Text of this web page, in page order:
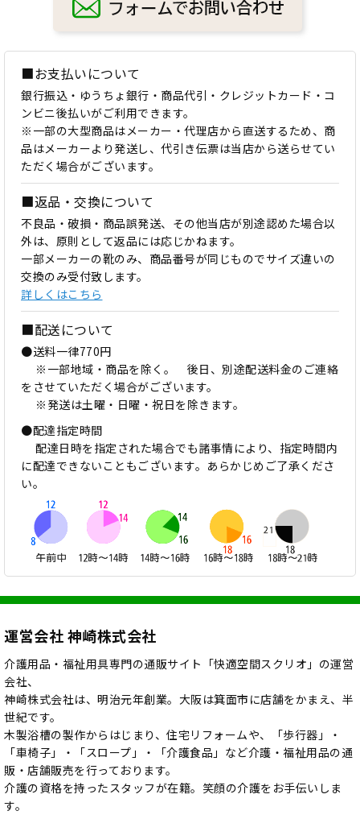
■お支払いについて
銀行振込・ゆうちょ銀行・商品代引・クレジットカード・コ
ンビニ後払いがご利用できます。
※一部の大型商品はメーカー・代理店から直送するため、商
品はメーカーより発送し、代引き伝票は当店から送らせてい
ただく場合がございます。
■返品・交換について
不良品・破損・商品誤発送、その他当店が別途認めた場合以
外は、原則として返品には応じかねます。
一部メーカーの靴のみ、商品番号が同じものでサイズ違いの
交換のみ受付致します。
詳しくはこちら
■配送について
●送料一律770円
※一部地域・商品を除く。 後日、別途配送料金のご連絡
をさせていただく場合がございます。
※発送は土曜・日曜・祝日を除きます。
●配達指定時間
配達日時を指定された場合でも諸事情により、指定時間内
に配達できないこともございます。あらかじめご了承くださ
い。
運営会社 神崎株式会社
介護用品・福祉用具専門の通販サイト「快適空間スクリオ」の運営
会社、
神崎株式会社は、明治元年創業。大阪は箕面市に店舗をかまえ、半
世紀です。
木製浴槽の製作からはじまり、住宅リフォームや、「歩行器」・
「車椅子」・「スロープ」・「介護食品」など介護・福祉用品の通
販・店舗販売を行っております。
介護の資格を持ったスタッフが在籍。笑顔の介護をお手伝いしま
す。